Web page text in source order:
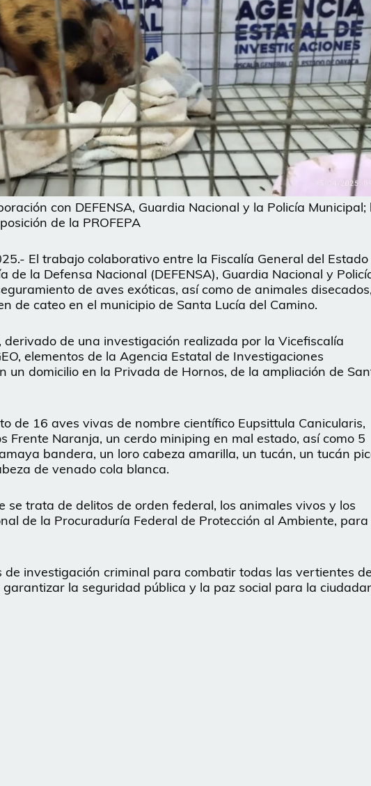
con DEFENSA, Guardia Nacional y la Policía Municipal;
de la PROFEPA
El trabajo colaborativo entre la Fiscalía General del Estado
de la Defensa Nacional (DEFENSA), Guardia Nacional y
de aves exóticas, así como de animales disecados,
de cateo en el municipio de Santa Lucía del Camino.
de una investigación realizada por la Vicefiscalía
elementos de la Agencia Estatal de Investigaciones
un domicilio en la Privada de Hornos, de la ampliación de
de 16 aves vivas de nombre científico Eupsittula Canicularis,
Frente Naranja, un cerdo miniping en mal estado, así como 5
bandera, un loro cabeza amarilla, un tucán, un tucán
de venado cola blanca.
se trata de delitos de orden federal, los animales vivos y los
de la Procuraduría Federal de Protección al Ambiente,
de investigación criminal para combatir todas las vertientes
la seguridad pública y la paz social para la